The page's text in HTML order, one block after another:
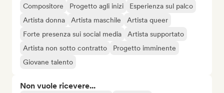
Compositore Progetto agli inizi
Esperienza sul palco
Artista donna
Artista maschile
Artista queer
Forte presenza sui social media
Artista supportato
Artista non sotto contratto
Progetto imminente
Giovane talento
Non vuole ricevere...